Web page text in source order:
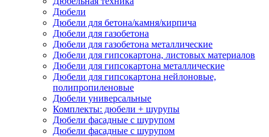
Дюбели
Дюбели для бетона/камня/кирпича
Дюбели для газобетона
Дюбели для газобетона металлические
Дюбели для гипсокартона, листовых материалов
Дюбели для гипсокартона металлические
Дюбели для гипсокартона нейлоновые,
полипропиленовые
Дюбели универсальные
Комплекты: дюбели + шурупы
Дюбели фасадные с шурупом
Дюбели фасадные с шурупом